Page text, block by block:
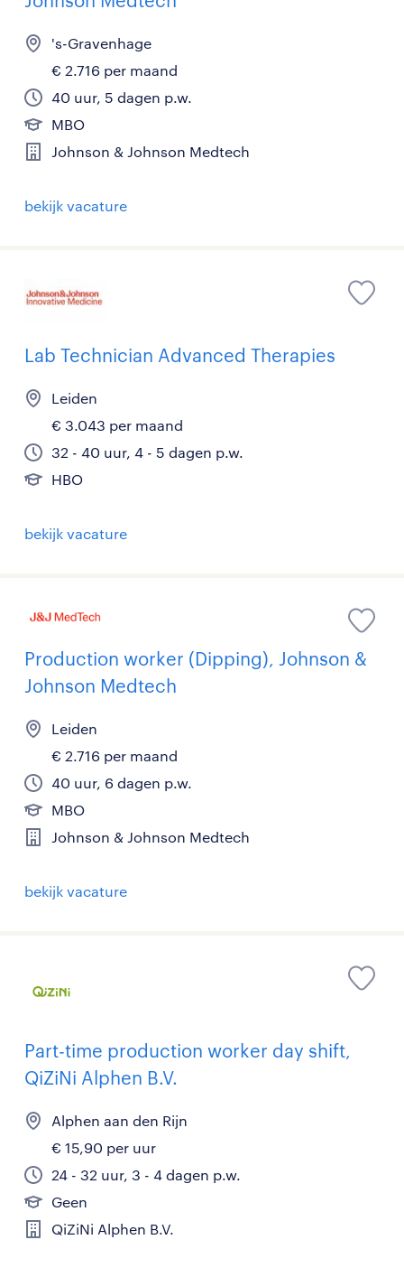
's-Gravenhage
€ 2.716 per maand
40 uur, 5 dagen p.w.
MBO
Johnson & Johnson Medtech
bekijk vacature
Lab Technician Advanced Therapies
Leiden
€ 3.043 per maand
32 - 40 uur, 4 - 5 dagen p.w.
HBO
bekijk vacature
Production worker (Dipping), Johnson &
Johnson Medtech
Leiden
€ 2.716 per maand
40 uur, 6 dagen p.w.
MBO
Johnson & Johnson Medtech
bekijk vacature
Part-time production worker day shift,
QiZiNi Alphen B.V.
Alphen aan den Rijn
€ 15,90 per uur
24 - 32 uur, 3 - 4 dagen p.w.
Geen
QiZiNi Alphen B.V.